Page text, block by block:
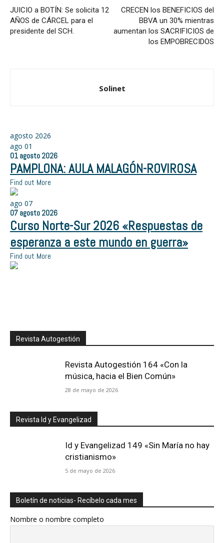
JUICIO a BOTÍN: Se solicita 12
AÑOS de CÁRCEL para el
presidente del SCH.
CRECEN los BENEFICIOS del
BBVA un 30% mientras
aumentan los SACRIFICIOS de
los EMPOBRECIDOS
Solinet
agosto 2026
ago 01
01 agosto 2026
PAMPLONA: AULA MALAGÓN-ROVIROSA
Find out More
ago 07
07 agosto 2026
Curso Norte-Sur 2026 «Respuestas de
esperanza a este mundo en guerra»
Find out More
Revista Autogestión
Revista Autogestión 164 «Con la
música, hacia el Bien Común»
28 de mayo de 2026
Revista Id y Evangelizad
Id y Evangelizad 149 «Sin María no hay
cristianismo»
5 de mayo de 2026
Boletín de noticias- Recíbelo cada mes
Nombre o nombre completo